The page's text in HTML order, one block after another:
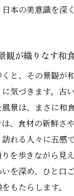
本の美意識を深
観が織りなす和
と、その景観が
気づきます。古
景は、まさに和
、食材の新鮮さ
れる人々に五感
を歩きながら見
を深め、ひと口
もたらします。